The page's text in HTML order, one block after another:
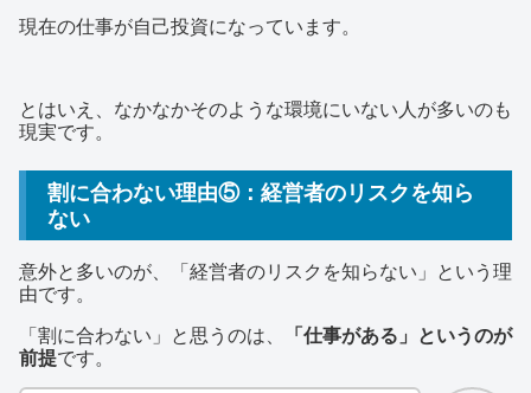
現在の仕事が自己投資になっています。
とはいえ、なかなかそのような環境にいない人が多いのも
現実です。
割に合わない理由⑤：経営者のリスクを知ら
ない
意外と多いのが、「経営者のリスクを知らない」という理
由です。
「割に合わない」と思うのは、
「仕事がある」というのが
前提です。